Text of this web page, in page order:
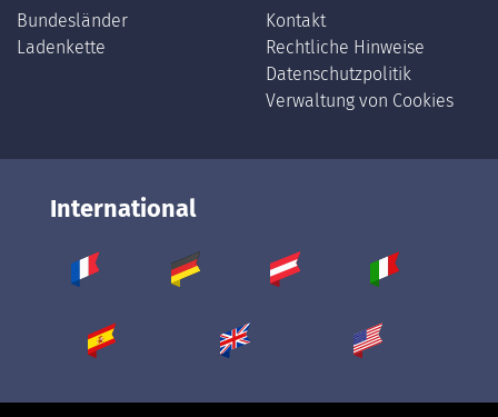
Bundesländer
Ladenkette
Kontakt
Rechtliche Hinweise
Datenschutzpolitik
Verwaltung von Cookies
International